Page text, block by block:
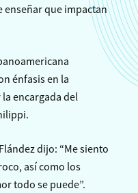
enseñar que impactan
énfasis en la
encargada del
dijo: “Me siento
así como los
todo se puede”.